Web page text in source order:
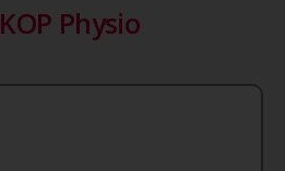
Physio